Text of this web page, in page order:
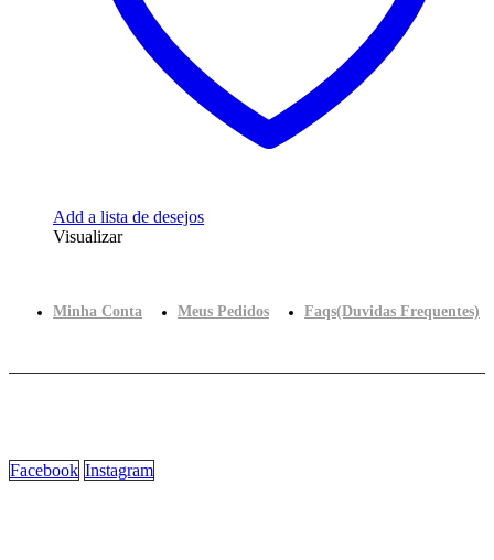
Add a lista de desejos
Visualizar
Minha Conta Meus Pedidos Faqs(Duvidas Frequentes)
Facebook Instagram